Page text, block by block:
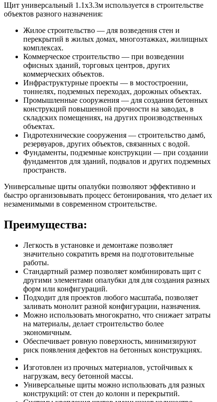
Щит универсальный 1.1x3.3м используется в строительстве
объектов разного назначения:
Жилое строительство — для возведения стен и
перекрытий в жилых домах, многоэтажках, жилищных
комплексах.
Коммерческое строительство — при возведении
офисных зданий, торговых центров, других
коммерческих объектов.
Инфраструктурные проекты — в мостостроении,
тоннелях, подземных переходах, дорожных объектах.
Промышленные сооружения — для создания бетонных
конструкций повышенной прочности на заводах, в
складских помещениях, на других производственных
объектах.
Гидротехнические сооружения — строительство дамб,
резервуаров, других объектов, связанных с водой.
Фундаменты, подземные конструкции — при создании
фундаментов для зданий, подвалов и других подземных
пространств.
Универсальные щиты опалубки позволяют эффективно и
быстро организовывать процесс бетонирования, что делает их
незаменимыми в современном строительстве.
Преимущества:
Легкость в установке и демонтаже позволяет
значительно сократить время на подготовительные
работы.
Стандартный размер позволяет комбинировать щит с
другими элементами опалубки для для создания разных
форм или конфигураций.
Подходит для проектов любого масштаба, позволяет
заливать монолит разной конфигурации, назначения.
Можно использовать многократно, что снижает затраты
на материалы, делает строительство более
экономичным.
Обеспечивает ровную поверхность, минимизируют
риск появления дефектов на бетонных конструкциях.
Изготовлен из прочных материалов, устойчивых к
нагрузкам, весу бетонной массы.
Универсальные щиты можно использовать для разных
конструкций: от стен до колонн и перекрытий.